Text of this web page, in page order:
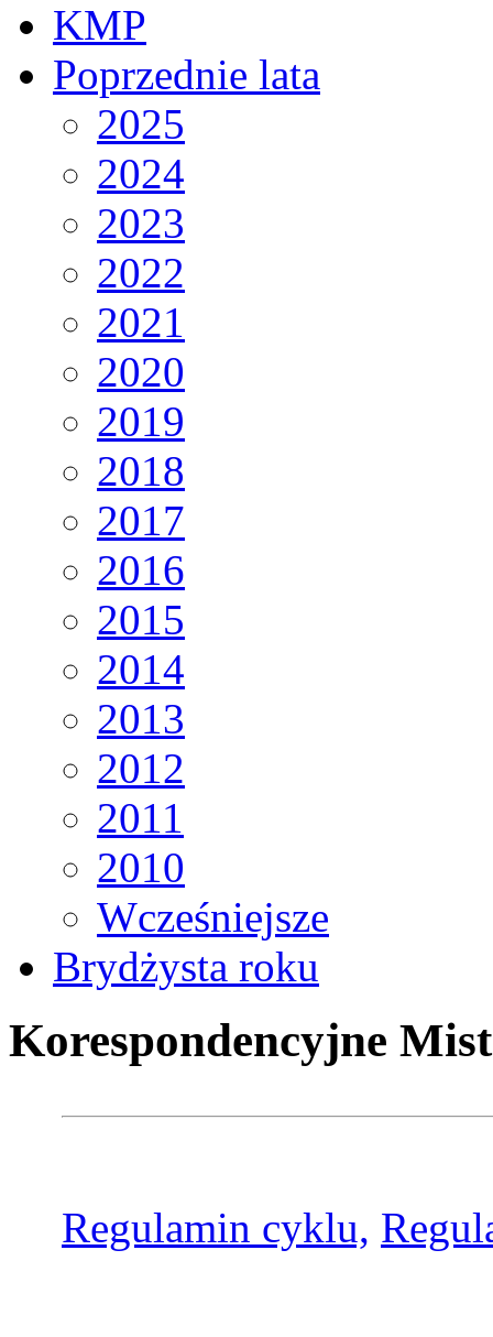
KMP
Poprzednie lata
2025
2024
2023
2022
2021
2020
2019
2018
2017
2016
2015
2014
2013
2012
2011
2010
Wcześniejsze
Brydżysta roku
Korespondencyjne
Regulamin cyklu,